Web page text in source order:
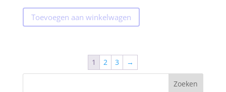
Toevoegen aan winkelwagen
1 2 3 →